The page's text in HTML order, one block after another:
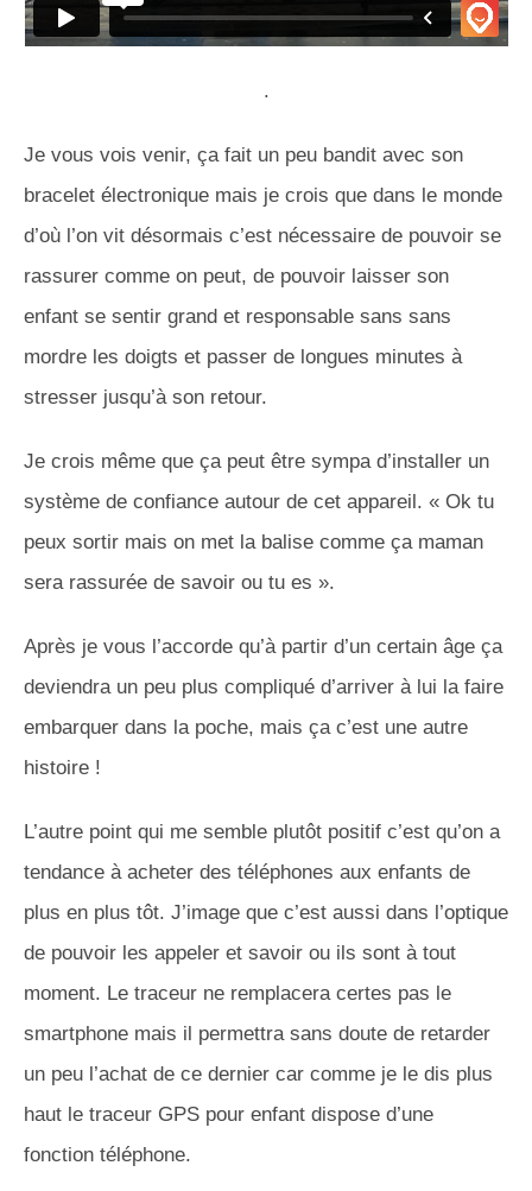
.
Je vous vois venir, ça fait un peu bandit avec son
bracelet électronique mais je crois que dans le monde
d’où l’on vit désormais c’est nécessaire de pouvoir se
rassurer comme on peut, de pouvoir laisser son
enfant se sentir grand et responsable sans sans
mordre les doigts et passer de longues minutes à
stresser jusqu’à son retour.
Je crois même que ça peut être sympa d’installer un
système de confiance autour de cet appareil. « Ok tu
peux sortir mais on met la balise comme ça maman
sera rassurée de savoir ou tu es ».
Après je vous l’accorde qu’à partir d’un certain âge ça
deviendra un peu plus compliqué d’arriver à lui la faire
embarquer dans la poche, mais ça c’est une autre
histoire !
L’autre point qui me semble plutôt positif c’est qu’on a
tendance à acheter des téléphones aux enfants de
plus en plus tôt. J’image que c’est aussi dans l’optique
de pouvoir les appeler et savoir ou ils sont à tout
moment. Le traceur ne remplacera certes pas le
smartphone mais il permettra sans doute de retarder
un peu l’achat de ce dernier car comme je le dis plus
haut le traceur GPS pour enfant dispose d’une
fonction téléphone.